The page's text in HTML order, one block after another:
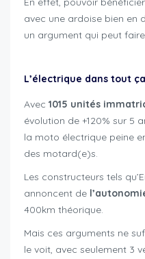
avec une ardoise bien en
un argument qui peut
L’électrique dans tout
Avec 1015 unités
évolution de +120% sur 5
la moto électrique peine
des motard(e)s.
Les constructeurs tels
annoncent de
400km théorique.
Mais ces arguments ne
le voit, avec seulement 3